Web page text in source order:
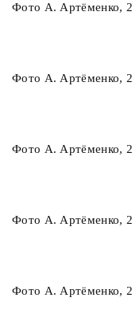
Фото А. Артёменко,
Фото А. Артёменко,
Фото А. Артёменко,
Фото А. Артёменко,
Фото А. Артёменко,